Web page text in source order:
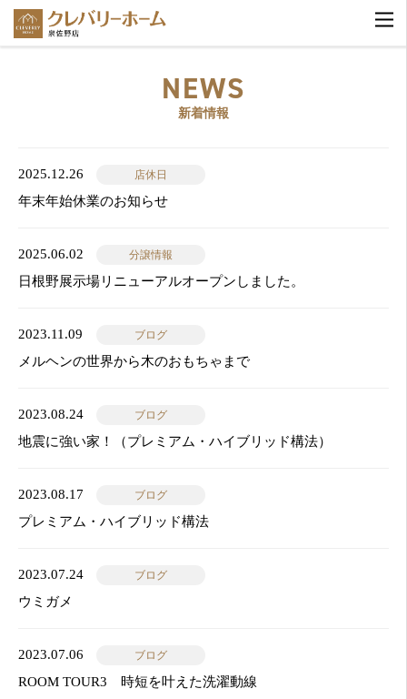
NEWS
新着情報
2025.12.26 店休日
年末年始休業のお知らせ
2025.06.02 分譲情報
日根野展示場リニューアルオープンしました。
2023.11.09 ブログ
メルヘンの世界から木のおもちゃまで
2023.08.24 ブログ
地震に強い家！（プレミアム・ハイブリッド構法）
2023.08.17 ブログ
プレミアム・ハイブリッド構法
2023.07.24 ブログ
ウミガメ
2023.07.06 ブログ
ROOM TOUR3 時短を叶えた洗濯動線